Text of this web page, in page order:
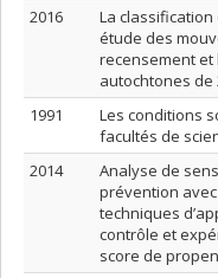
2016
La
étude des
recensement et
autochtones de
1991
Les conditions
facultés de
2014
Analyse de
prévention
techniques
contrôle et
score de